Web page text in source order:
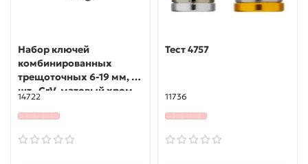
Набор ключей
комбинированных
трещоточных 6-19 мм, 12
шт., CrV, матовый хром
14722
Тест 4757
11736